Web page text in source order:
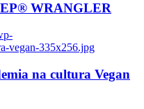
WRANGLER
vegan-335x256.jpg
na cultura Vegan